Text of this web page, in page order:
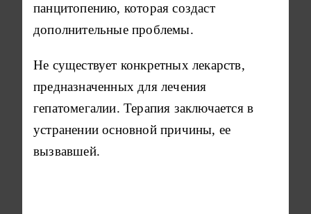
панцитопению, которая создаст
дополнительные проблемы.
Не существует конкретных лекарств,
предназначенных для лечения
гепатомегалии. Терапия заключается в
устранении основной причины, ее
вызвавшей.